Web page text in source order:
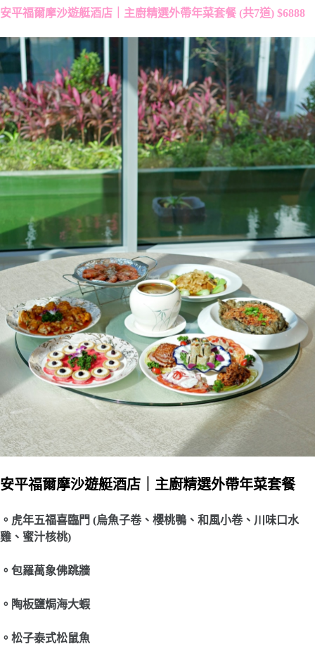
安平福爾摩沙遊艇酒店｜主廚精選外帶年菜套餐 (共7道) $6888
安平福爾摩沙遊艇酒店｜主廚精選外帶年菜套餐
。虎年五福喜臨門 (烏魚子卷、櫻桃鴨、和風小卷、川味口水
雞、蜜汁核桃)
。包羅萬象佛跳牆
。陶板鹽焗海大蝦
。松子泰式松鼠魚